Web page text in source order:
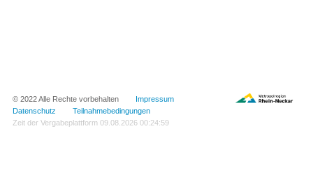
© 2022 Alle Rechte vorbehalten Impressum
Datenschutz
Teilnahmebedingungen
Zeit der Vergabeplattform 09.08.2026 00:24:59